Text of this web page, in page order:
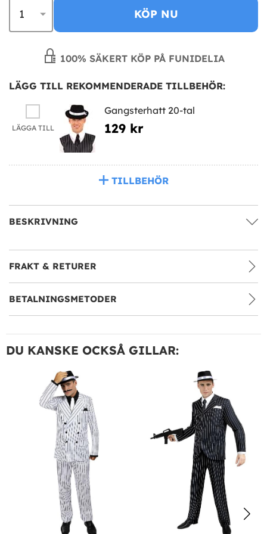
KÖP NU
100% SÄKERT KÖP PÅ FUNIDELIA
LÄGG TILL REKOMMENDERADE TILLBEHÖR:
LÄGGA TILL
Gangsterhatt 20-tal
129 kr
TILLBEHÖR
BESKRIVNING
FRAKT & RETURER
BETALNINGSMETODER
DU KANSKE OCKSÅ GILLAR: